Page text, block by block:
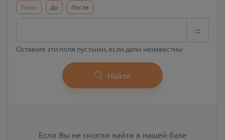
Точно До После
=
Оставьте эти поля пустыми, если даты неизвестны
Найти
Если Вы не смогли найти в нашей базе